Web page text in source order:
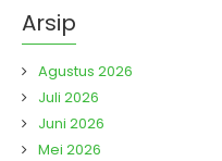
Arsip
Agustus 2026
Juli 2026
Juni 2026
Mei 2026